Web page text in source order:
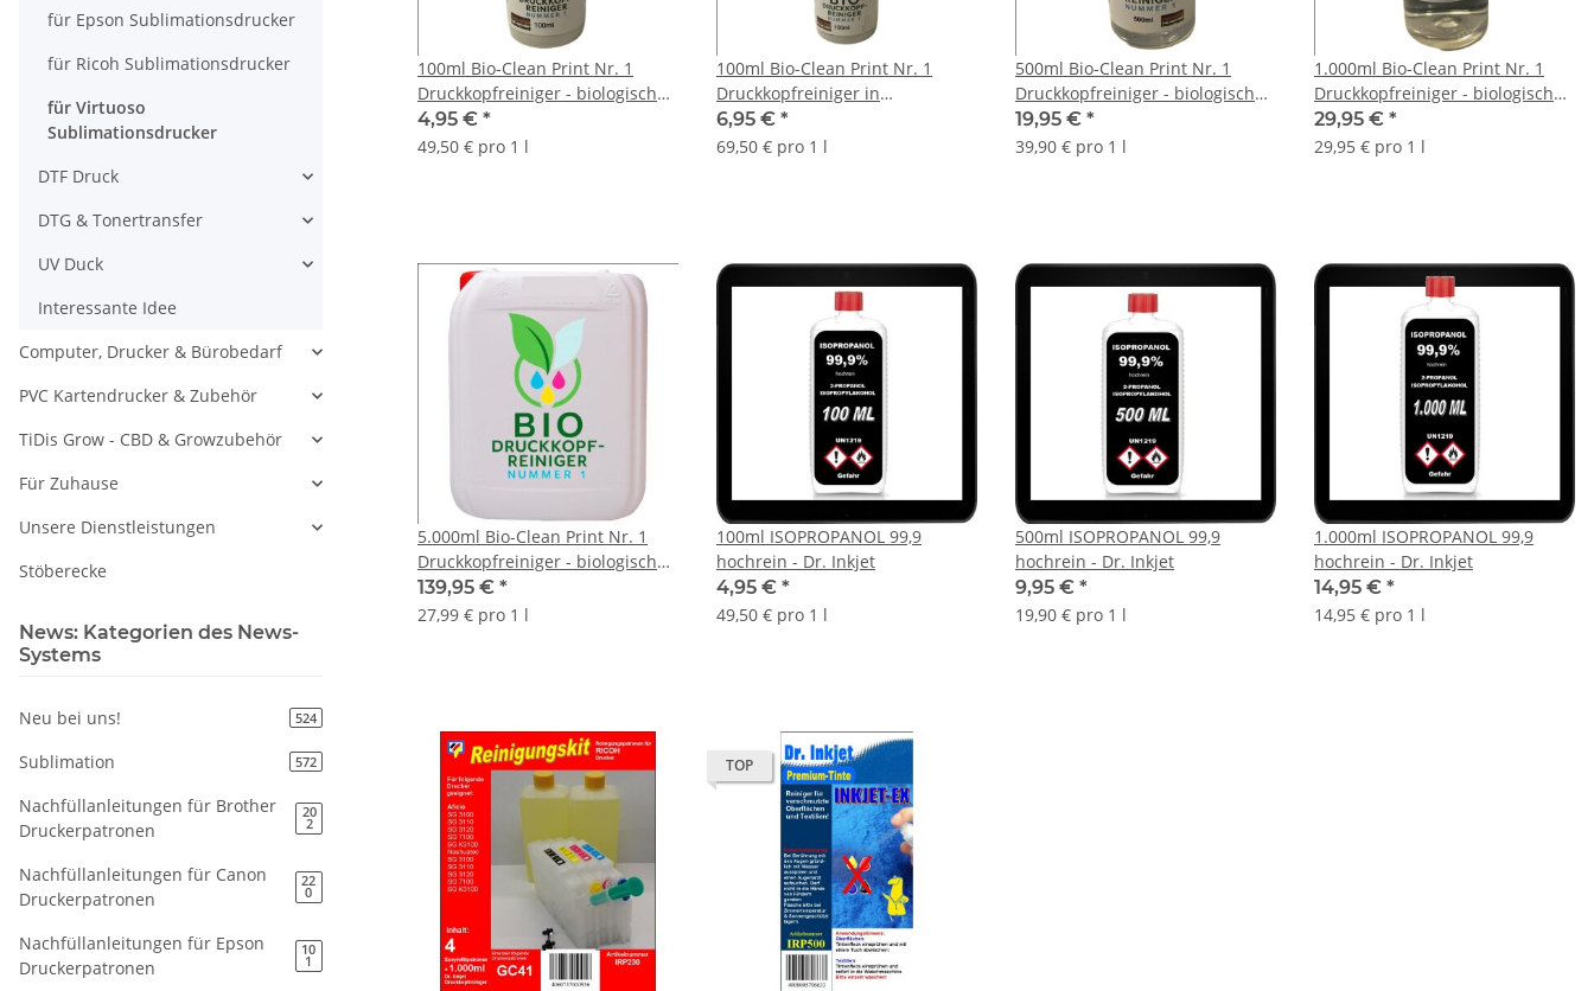
100ml Bio-Clean Print Nr. 1
Druckkopfreiniger - biologisch
abbaubarer Düsenreiniger
4,95 € *
49,50 € pro 1 l
100ml Bio-Clean Print Nr. 1
Druckkopfreiniger in
Sprühflasche - biologisch
abbaubarer Düsenreiniger -
6,95 € *
69,50 € pro 1 l
500ml Bio-Clean Print Nr. 1
Druckkopfreiniger - biologisch
abbaubarer Düsenreiniger
19,95 € *
39,90 € pro 1 l
1.000ml Bio-Clean Print Nr. 1
Druckkopfreiniger - biologisch
abbaubarer Düsenreiniger
29,95 € *
29,95 € pro 1 l
5.000ml Bio-Clean Print Nr. 1
Druckkopfreiniger - biologisch
abbaubarer Düsenreiniger
139,95 € *
27,99 € pro 1 l
100ml ISOPROPANOL 99,9
hochrein - Dr. Inkjet
4,95 € *
49,50 € pro 1 l
500ml ISOPROPANOL 99,9
hochrein - Dr. Inkjet
9,95 € *
19,90 € pro 1 l
1.000ml ISOPROPANOL 99,9
hochrein - Dr. Inkjet
14,95 € *
14,95 € pro 1 l
TOP
für Epson Sublimationsdrucker
für Ricoh Sublimationsdrucker
für Virtuoso
Sublimationsdrucker
DTF Druck
DTG & Tonertransfer
UV Duck
Interessante Idee
Computer, Drucker & Bürobedarf
PVC Kartendrucker & Zubehör
TiDis Grow - CBD & Growzubehör
Für Zuhause
Unsere Dienstleistungen
Stöberecke
News: Kategorien des News-
Systems
Neu bei uns! 524
Sublimation 572
Nachfüllanleitungen für Brother
Druckerpatronen
20
2
Nachfüllanleitungen für Canon
Druckerpatronen
22
0
Nachfüllanleitungen für Epson
Druckerpatronen
10
1